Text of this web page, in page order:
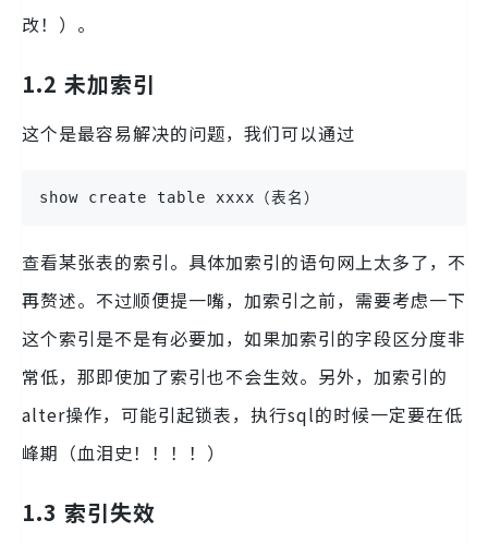
改！）。
1.2 未加索引
这个是最容易解决的问题，我们可以通过
show create table xxxx（表名）
查看某张表的索引。具体加索引的语句网上太多了，不
再赘述。不过顺便提一嘴，加索引之前，需要考虑一下
这个索引是不是有必要加，如果加索引的字段区分度非
常低，那即使加了索引也不会生效。另外，加索引的
alter操作，可能引起锁表，执行sql的时候一定要在低
峰期（血泪史！！！！）
1.3 索引失效